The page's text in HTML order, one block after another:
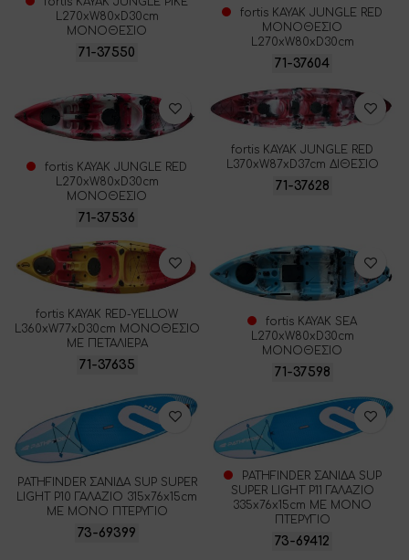
L270xW80xD30cm
ΜΟΝΟΘΕΣΙΟ
71-37550
fortis ΚΑΥΑΚ JUNGLE RED
ΜΟΝΟΘΕΣΙΟ
L270xW80xD30cm
71-37604
fortis ΚΑΥΑΚ JUNGLE RED
L270xW80xD30cm
ΜΟΝΟΘΕΣΙΟ
71-37536
fortis ΚΑΥΑΚ JUNGLE RED
L370xW87xD37cm ΔΙΘΕΣΙΟ
71-37628
fortis ΚΑΥΑΚ RED-YELLOW
L360xW77xD30cm ΜΟΝΟΘΕΣΙΟ
ΜΕ ΠΕΤΑΛΙΕΡΑ
71-37635
fortis ΚΑΥΑΚ SEA
L270xW80xD30cm
ΜΟΝΟΘΕΣΙΟ
71-37598
PATHFINDER ΣΑΝΙΔΑ SUP SUPER
LIGHT P10 ΓΑΛΑΖΙΟ 315x76x15cm
ΜΕ ΜΟΝΟ ΠΤΕΡΥΓΙΟ
73-69399
PATHFINDER ΣΑΝΙΔΑ SUP
SUPER LIGHT P11 ΓΑΛΑΖΙΟ
335x76x15cm ΜΕ ΜΟΝΟ
ΠΤΕΡΥΓΙΟ
73-69412